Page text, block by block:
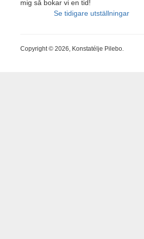
mig så bokar vi en tid!
Se tidigare utställningar
Copyright © 2026, Konstatélje Pilebo.